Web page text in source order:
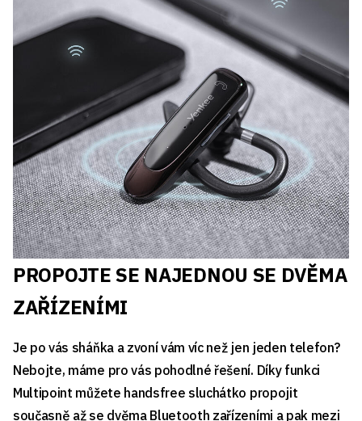
PROPOJTE SE NAJEDNOU SE DVĚMA
ZAŘÍZENÍMI
Je po vás sháňka a zvoní vám víc než jen jeden telefon?
Nebojte, máme pro vás pohodlné řešení. Díky funkci
Multipoint můžete handsfree sluchátko propojit
současně až se dvěma Bluetooth zařízeními a pak mezi